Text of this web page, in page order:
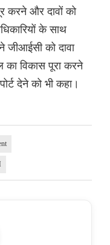
करने और दावों को
के साथ
जीआईसी को दावा
विकास पूरा करने
देने को भी कहा।